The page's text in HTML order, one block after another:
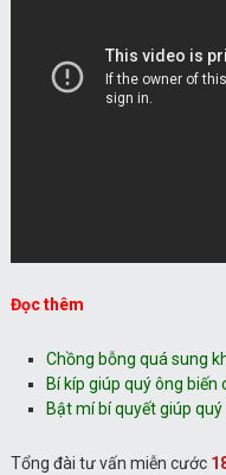
Đọc thêm
Chồng bỗng quá sung
Bí kíp giúp quý ông
Bật mí bí quyết giúp
Tổng đài tư vấn miễn cước